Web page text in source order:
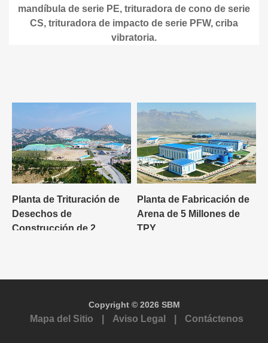
mandíbula de serie PE, trituradora de cono de serie
CS, trituradora de impacto de serie PFW, criba
vibratoria.
Planta de Trituración de
Desechos de
Construcción de 2
Planta de Fabricación de
Arena de 5 Millones de
TPY
Copyright © 2026 SBM
Mapa del Sitio Aviso Legal Contáctenos